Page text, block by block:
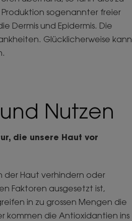
sogenannter freier
Dermis und Epidermis. Die
Glücklicherweise kann
Nutzen
die unsere Haut vor
der Haut verhindern oder
Faktoren ausgesetzt ist,
in zu grossen Mengen die
kommen die Antioxidantien ins